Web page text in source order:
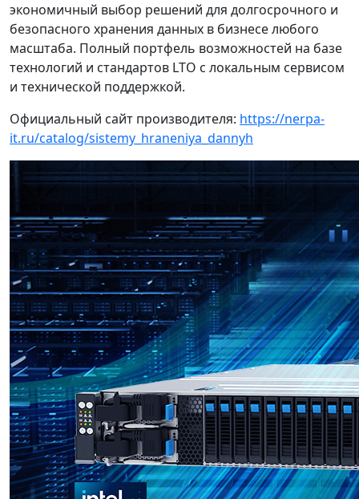
экономичный выбор решений для долгосрочного и
безопасного хранения данных в бизнесе любого
масштаба. Полный портфель возможностей на базе
технологий и стандартов LTO c локальным сервисом
и технической поддержкой.
Официальный сайт производителя: https://nerpa-
it.ru/catalog/sistemy_hraneniya_dannyh